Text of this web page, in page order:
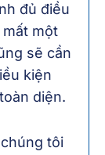
đủ điều
một
sẽ cần
kiện
diện.
tôi